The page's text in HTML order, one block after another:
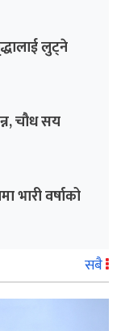
लुट्ने
चौध सय
भारी वर्षाको
सबै